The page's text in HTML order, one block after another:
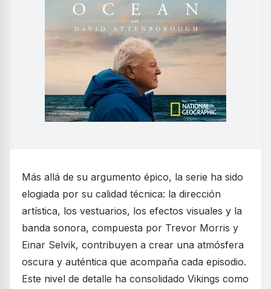
Más allá de su argumento épico, la serie ha sido
elogiada por su calidad técnica: la dirección
artística, los vestuarios, los efectos visuales y la
banda sonora, compuesta por Trevor Morris y
Einar Selvik, contribuyen a crear una atmósfera
oscura y auténtica que acompaña cada episodio.
Este nivel de detalle ha consolidado Vikings como